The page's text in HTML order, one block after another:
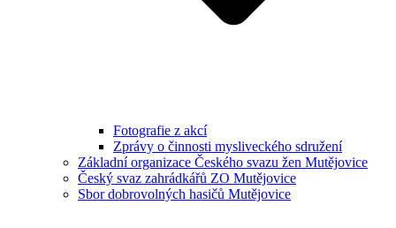
Fotografie z akcí
Zprávy o činnosti mysliveckého sdružení
Základní organizace Českého svazu žen Mutějovice
Český svaz zahrádkářů ZO Mutějovice
Sbor dobrovolných hasičů Mutějovice